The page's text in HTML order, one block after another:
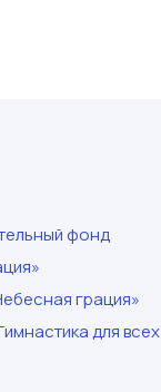
фонд
грация»
для всех